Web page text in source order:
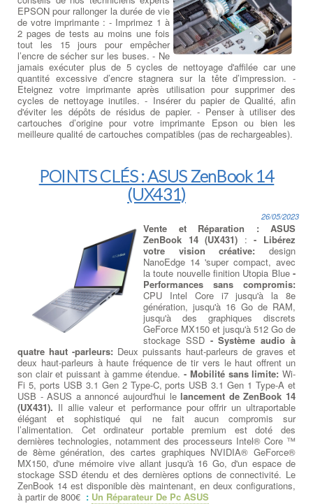
EPSON pour rallonger la durée de vie
de votre imprimante : - Imprimez 1 à
2 pages de tests au moins une fois
tout les 15 jours pour empêcher
l’encre de sécher sur les buses. - Ne
jamais exécuter plus de 5 cycles de nettoyage d'affilée car une
quantité excessive d’encre stagnera sur la tête d’impression. -
Eteignez votre imprimante après utilisation pour supprimer des
cycles de nettoyage inutiles. - Insérer du papier de Qualité, afin
d'éviter les dépôts de résidus de papier. - Penser à utiliser des
cartouches d’origine pour votre imprimante Epson ou bien les
meilleure qualité de cartouches compatibles (pas de rechargeables).
POINTS CLÉS : ASUS ZenBook 14
(UX431)
26/05/2023
Vente et Réparation : ASUS
ZenBook 14 (UX431) :- Libérez
votre vision créative: design
NanoEdge 14 'super compact, avec
la toute nouvelle finition Utopia Blue -
Performances sans compromis:
CPU Intel Core i7 jusqu'à la 8e
génération, jusqu'à 16 Go de RAM,
jusqu'à des graphiques discrets
GeForce MX150 et jusqu'à 512 Go de
stockage SSD - Système audio à
quatre haut -parleurs: Deux puissants haut-parleurs de graves et
deux haut-parleurs à haute fréquence de tir vers le haut offrent un
son clair et puissant à gamme étendue.- Mobilité sans limite: Wi-
Fi 5, ports USB 3.1 Gen 2 Type-C, ports USB 3.1 Gen 1 Type-A et
USB - ASUS a annoncé aujourd'hui le lancement de ZenBook 14
(UX431). Il allie valeur et performance pour offrir un ultraportable
élégant et sophistiqué qui ne fait aucun compromis sur
l’alimentation. Cet ordinateur portable premium est doté des
dernières technologies, notamment des processeurs Intel® Core ™
de 8ème génération, des cartes graphiques NVIDIA® GeForce®
MX150, d'une mémoire vive allant jusqu'à 16 Go, d'un espace de
stockage SSD étendu et des dernières options de connectivité. Le
ZenBook 14 est disponible dès maintenant, en deux configurations,
à partir de 800€ : Un Réparateur De Pc ASUS